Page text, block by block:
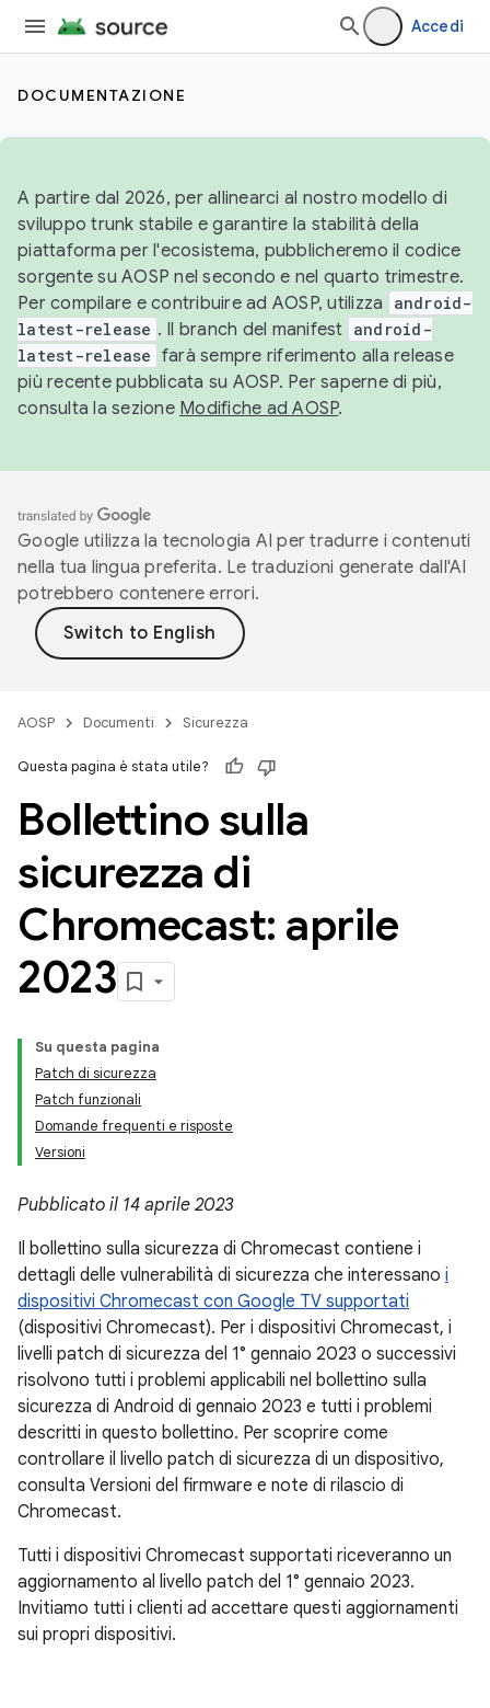
Accedi
DOCUMENTAZIONE
A partire dal 2026, per allinearci al nostro modello di
sviluppo trunk stabile e garantire la stabilità della
piattaforma per l'ecosistema, pubblicheremo il codice
sorgente su AOSP nel secondo e nel quarto trimestre.
Per compilare e contribuire ad AOSP, utilizza
android-
latest-release . Il branch del manifest android-
latest-release farà sempre riferimento alla release
più recente pubblicata su AOSP. Per saperne di più,
consulta la sezione Modifiche ad AOSP.
Google utilizza la tecnologia AI per tradurre i contenuti
nella tua lingua preferita. Le traduzioni generate dall'AI
potrebbero contenere errori.
AOSP Documenti Sicurezza
Questa pagina è stata utile?
Bollettino sulla
sicurezza di
Chromecast: aprile
2023
Su questa pagina
Patch di sicurezza
Patch funzionali
Domande frequenti e risposte
Versioni
Pubblicato il 14 aprile 2023
Il bollettino sulla sicurezza di Chromecast contiene i
dettagli delle vulnerabilità di sicurezza che interessano i
dispositivi Chromecast con Google TV supportati
(dispositivi Chromecast). Per i dispositivi Chromecast, i
livelli patch di sicurezza del 1° gennaio 2023 o successivi
risolvono tutti i problemi applicabili nel bollettino sulla
sicurezza di Android di gennaio 2023 e tutti i problemi
descritti in questo bollettino. Per scoprire come
controllare il livello patch di sicurezza di un dispositivo,
consulta Versioni del firmware e note di rilascio di
Chromecast.
Tutti i dispositivi Chromecast supportati riceveranno un
aggiornamento al livello patch del 1° gennaio 2023.
Invitiamo tutti i clienti ad accettare questi aggiornamenti
sui propri dispositivi.